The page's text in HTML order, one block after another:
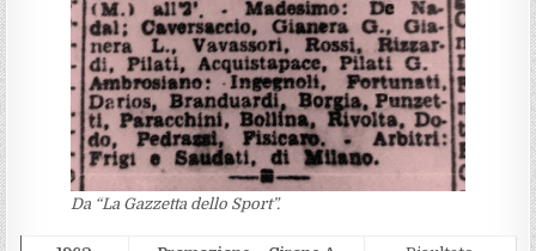
Da “La Gazzetta dello Sport”.